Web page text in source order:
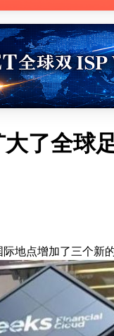
了全球
际地点增加了三个